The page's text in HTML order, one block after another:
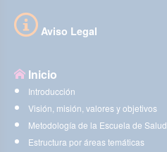
Aviso Legal
Inicio
Introducción
Visión, misión, valores y objetivos
Metodología de la Escuela de Salud
Estructura por áreas temáticas